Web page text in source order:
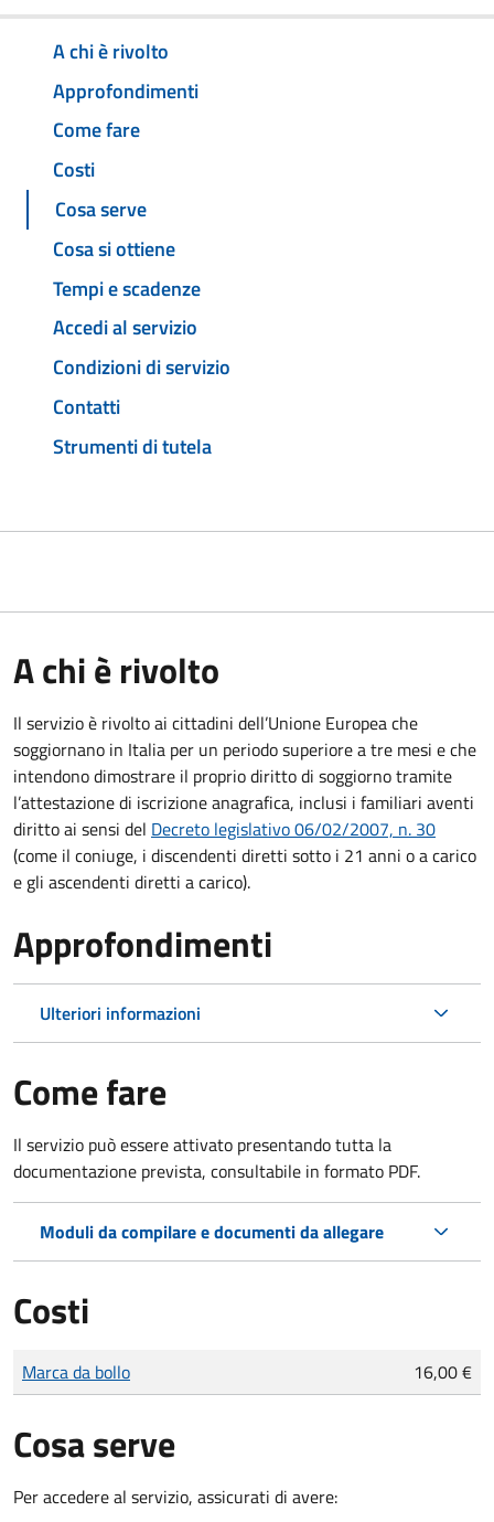
A chi è rivolto
Approfondimenti
Come fare
Costi
Cosa serve
Cosa si ottiene
Tempi e scadenze
Accedi al servizio
Condizioni di servizio
Contatti
Strumenti di tutela
A chi è rivolto
Il servizio è rivolto ai cittadini dell’Unione Europea che
soggiornano in Italia per un periodo superiore a tre mesi e che
intendono dimostrare il proprio diritto di soggiorno tramite
l’attestazione di iscrizione anagrafica, inclusi i familiari aventi
diritto ai sensi del Decreto legislativo 06/02/2007, n. 30
(come il coniuge, i discendenti diretti sotto i 21 anni o a carico
e gli ascendenti diretti a carico).
Approfondimenti
Ulteriori informazioni
Come fare
Il servizio può essere attivato presentando tutta la
documentazione prevista, consultabile in formato PDF.
Moduli da compilare e documenti da allegare
Costi
Tipo di pagamento
Importo
Marca da bollo 16,00 €
Cosa serve
Per accedere al servizio, assicurati di avere: